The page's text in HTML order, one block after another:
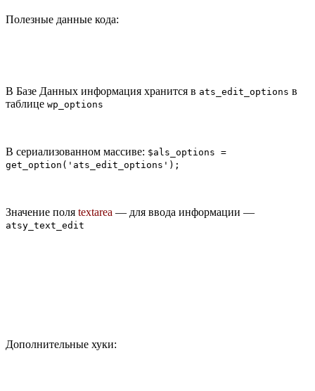
Полезные данные кода:
В Базе Данных информация хранится в ats_edit_options в
таблице wp_options
В сериализованном массиве: $als_options =
get_option('ats_edit_options');
Значение поля textarea — для ввода информации —
atsy_text_edit
Дополнительные хуки: